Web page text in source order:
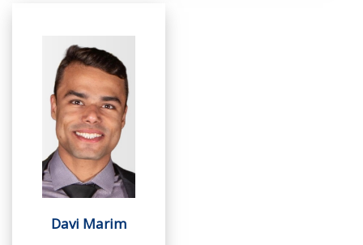
Davi Marim